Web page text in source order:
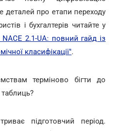
деталей про етапи переходу
і бухгалтерів читайте у
2.1-UA: повний гайд із
класифікації".
терміново бігти до
таблиць?
підготовчий період.